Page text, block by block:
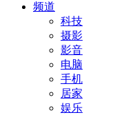
频道
科技
摄影
影音
电脑
手机
居家
娱乐